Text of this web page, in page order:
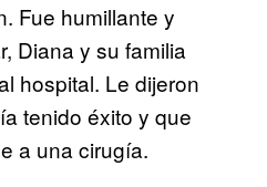
Fue humillante y
Diana y su familia
hospital. Le dijeron
tenido éxito y que
a una cirugía.